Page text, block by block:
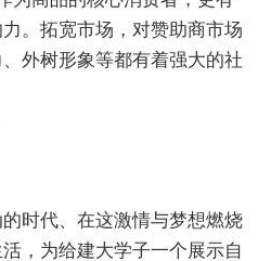
。拓宽市场，对赞助商市场
外树形象等都有着强大的社
时代、在这激情与梦想燃烧
，为给建大学子一个展示自